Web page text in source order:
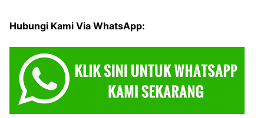
Hubungi Kami Via WhatsApp: